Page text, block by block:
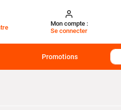
Mon compte :
Se connecter
Promotions